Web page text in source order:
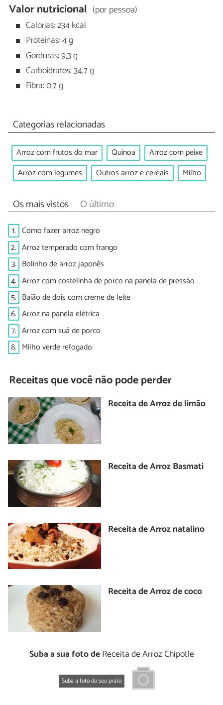
Valor nutricional (por pessoa)
Calorias: 234 kcal
Proteínas: 4 g
Gorduras: 9,3 g
Carboidratos: 34,7 g
Fibra: 0,7 g
Categorias relacionadas
Arroz com frutos do mar Quinoa
Arroz com peixe
Arroz com legumes
Outros arroz e cereais Milho
Os mais vistos O último
1. Como fazer arroz negro
2. Arroz temperado com frango
3. Bolinho de arroz japonês
4. Arroz com costelinha de porco na panela de pressão
5. Baião de dois com creme de leite
6. Arroz na panela elétrica
7. Arroz com suã de porco
8. Milho verde refogado
Receitas que você não pode perder
Receita de Arroz de limão
Receita de Arroz Basmati
Receita de Arroz natalino
Receita de Arroz de coco
Suba a sua foto deReceita de Arroz Chipotle
Suba a foto do seu prato